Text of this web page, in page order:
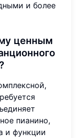
и более
ценным
пианино,
и функции